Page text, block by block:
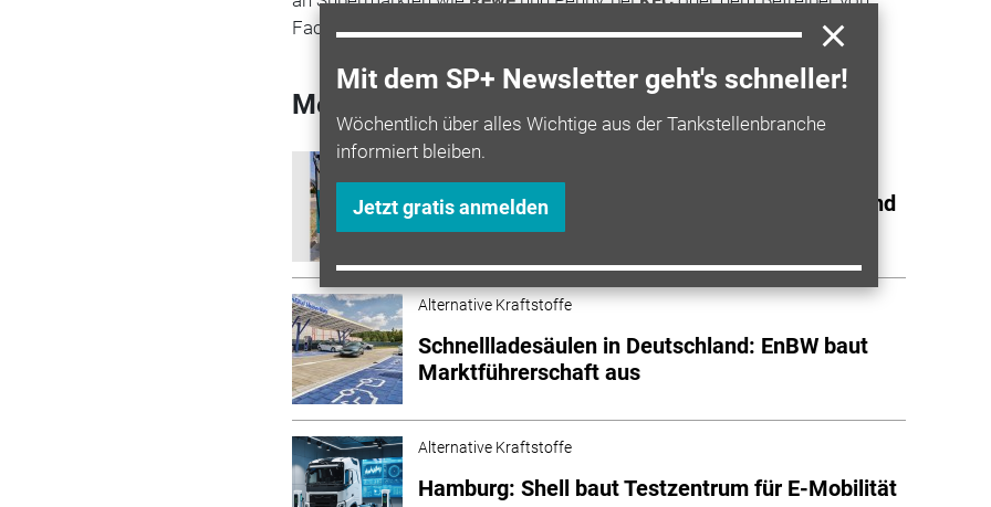
Mit dem SP+ Newsletter geht's schneller!
Wöchentlich über alles Wichtige aus der Tankstellenbranche
informiert bleiben.
Jetzt gratis anmelden
Fachmarktzentren,Redevco.
Mehr zum Thema entdecken
Alternative Kraftstoffe
Erste Ladesäule in Betrieb genommen: Shell und
Redevco kooperieren
Alternative Kraftstoffe
Schnellladesäulen in Deutschland: EnBW baut
Marktführerschaft aus
Alternative Kraftstoffe
Hamburg: Shell baut Testzentrum für E-Mobilität